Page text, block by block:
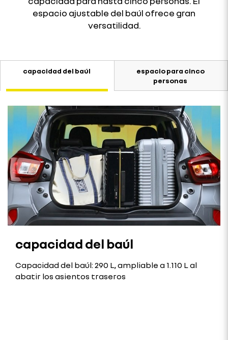
espacio ajustable del baúl ofrece gran
versatilidad.
capacidad del baúl
espacio para cinco
personas
capacidad del baúl
Capacidad del baúl: 290 L, ampliable a 1.110 L al
abatir los asientos traseros